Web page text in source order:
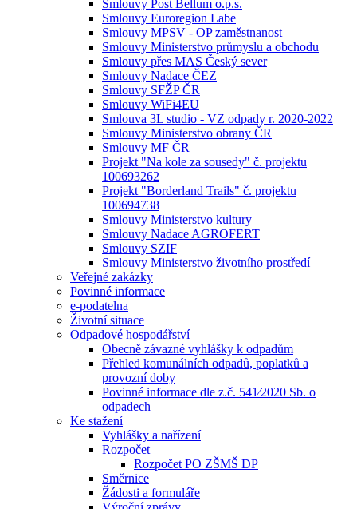
Smlouvy Post Bellum o.p.s.
Smlouvy Euroregion Labe
Smlouvy MPSV - OP zaměstnanost
Smlouvy Ministerstvo průmyslu a obchodu
Smlouvy přes MAS Český sever
Smlouvy Nadace ČEZ
Smlouvy SFŽP ČR
Smlouvy WiFi4EU
Smlouva 3L studio - VZ odpady r. 2020-2022
Smlouvy Ministerstvo obrany ČR
Smlouvy MF ČR
Projekt "Na kole za sousedy" č. projektu
100693262
Projekt "Borderland Trails" č. projektu
100694738
Smlouvy Ministerstvo kultury
Smlouvy Nadace AGROFERT
Smlouvy SZIF
Smlouvy Ministerstvo životního prostředí
Veřejné zakázky
Povinné informace
e-podatelna
Životní situace
Odpadové hospodářství
Obecně závazné vyhlášky k odpadům
Přehled komunálních odpadů, poplatků a
provozní doby
Povinné informace dle z.č. 541⁄2020 Sb. o
odpadech
Ke stažení
Vyhlášky a nařízení
Rozpočet
Rozpočet PO ZŠMŠ DP
Směrnice
Žádosti a formuláře